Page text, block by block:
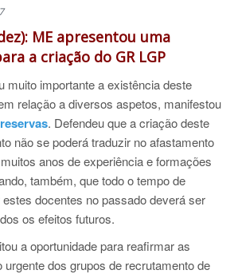
ME apresentou uma
a criação do GR LGP
muito importante a existência deste
relação a diversos aspetos, manifestou
. Defendeu que a criação deste
não se poderá traduzir no afastamento
anos de experiência e formações
também, que todo o tempo de
docentes no passado deverá ser
os efeitos futuros.
a oportunidade para reafirmar as
dos grupos de recrutamento de